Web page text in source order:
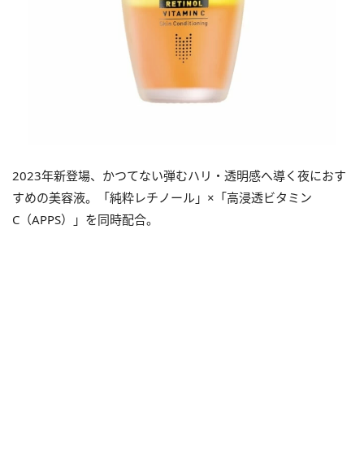
2023年新登場、かつてない弾むハリ・透明感へ導く夜におす
すめの美容液。「純粋レチノール」×「高浸透ビタミン
C（APPS）」を同時配合。